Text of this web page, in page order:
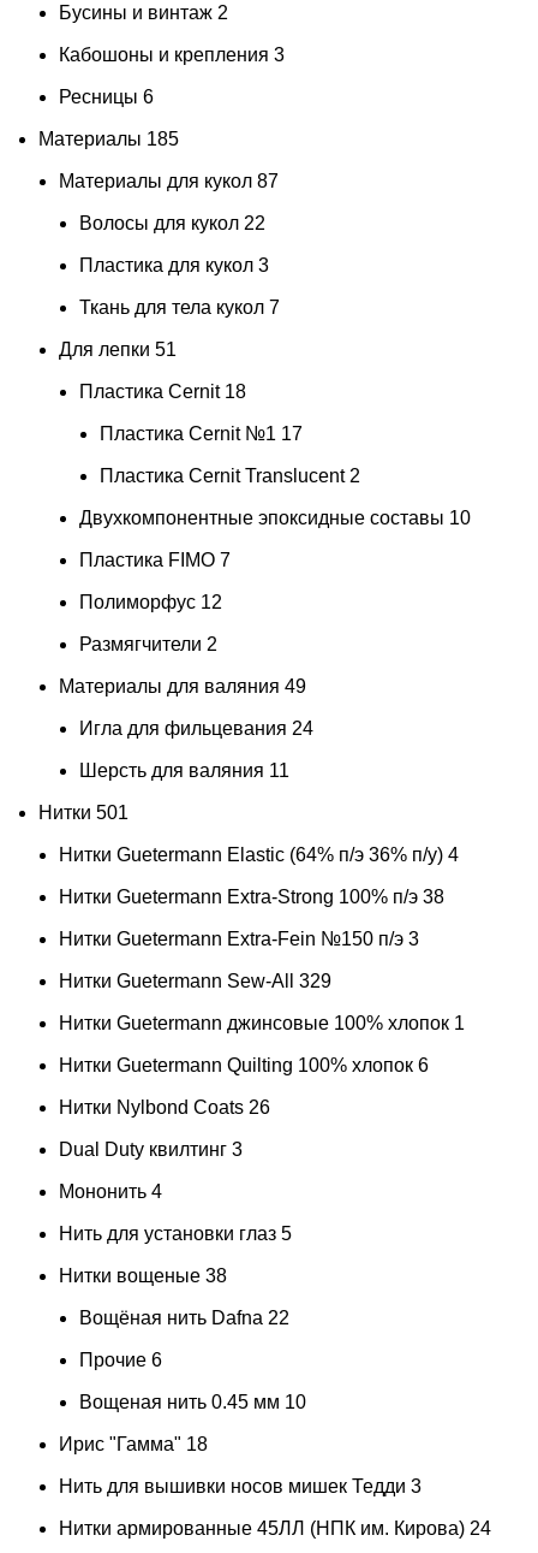
Бусины и винтаж 2
Кабошоны и крепления 3
Ресницы 6
Материалы 185
Материалы для кукол 87
Волосы для кукол 22
Пластика для кукол 3
Ткань для тела кукол 7
Для лепки 51
Пластика Cernit 18
Пластика Cernit №1 17
Пластика Cernit Translucent 2
Двухкомпонентные эпоксидные составы 10
Пластика FIMO 7
Полиморфус 12
Размягчители 2
Материалы для валяния 49
Игла для фильцевания 24
Шерсть для валяния 11
Нитки 501
Нитки Guetermann Elastic (64% п/э 36% п/у) 4
Нитки Guetermann Extra-Strong 100% п/э 38
Нитки Guetermann Extra-Fein №150 п/э 3
Нитки Guetermann Sew-All 329
Нитки Guetermann джинсовые 100% хлопок 1
Нитки Guetermann Quilting 100% хлопок 6
Нитки Nylbond Coats 26
Dual Duty квилтинг 3
Мононить 4
Нить для установки глаз 5
Нитки вощеные 38
Вощёная нить Dafna 22
Прочие 6
Вощеная нить 0.45 мм 10
Ирис "Гамма" 18
Нить для вышивки носов мишек Тедди 3
Нитки армированные 45ЛЛ (НПК им. Кирова) 24